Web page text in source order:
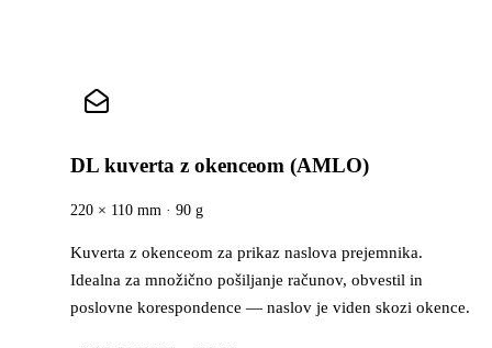
DL kuverta z okenceom (AMLO)
220 × 110 mm · 90 g
Kuverta z okenceom za prikaz naslova prejemnika.
Idealna za množično pošiljanje računov, obvestil in
poslovne korespondence — naslov je viden skozi okence.